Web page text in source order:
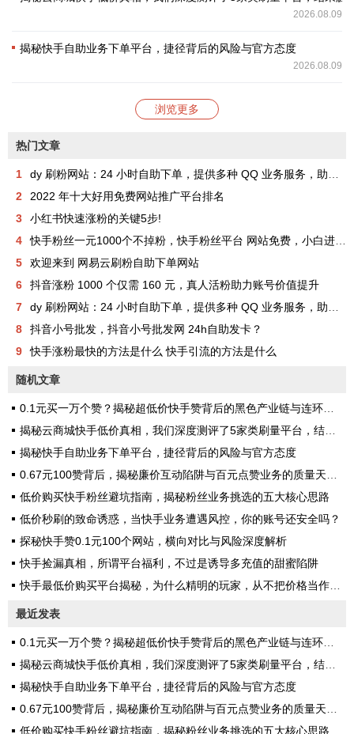
2026.08.09
揭秘快手自助业务下单平台，捷径背后的风险与官方态度
2026.08.09
浏览更多
热门文章
1
dy 刷粉网站：24 小时自助下单，提供多种 QQ 业务服务，助你成为网红
2
2022 年十大好用免费网站推广平台排名
3
小红书快速涨粉的关键5步!
4
快手粉丝一元1000个不掉粉，快手粉丝平台 网站免费，小白进来看看，教你如何快速涨粉1000，其实很简单！
5
欢迎来到 网易云刷粉自助下单网站
6
抖音涨粉 1000 个仅需 160 元，真人活粉助力账号价值提升
7
dy 刷粉网站：24 小时自助下单，提供多种 QQ 业务服务，助你成为网红
8
抖音小号批发，抖音小号批发网 24h自助发卡？
9
快手涨粉最快的方法是什么 快手引流的方法是什么
随机文章
0.1元买一万个赞？揭秘超低价快手赞背后的黑色产业链与连环套路
揭秘云商城快手低价真相，我们深度测评了5家类刷量平台，结果触目惊心
揭秘快手自助业务下单平台，捷径背后的风险与官方态度
0.67元100赞背后，揭秘廉价互动陷阱与百元点赞业务的质量天壤之别
低价购买快手粉丝避坑指南，揭秘粉丝业务挑选的五大核心思路
低价秒刷的致命诱惑，当快手业务遭遇风控，你的账号还安全吗？
探秘快手赞0.1元100个网站，横向对比与风险深度解析
快手捡漏真相，所谓平台福利，不过是诱导多充值的甜蜜陷阱
快手最低价购买平台揭秘，为什么精明的玩家，从不把价格当作第一标准？
最近发表
0.1元买一万个赞？揭秘超低价快手赞背后的黑色产业链与连环套路
揭秘云商城快手低价真相，我们深度测评了5家类刷量平台，结果触目惊心
揭秘快手自助业务下单平台，捷径背后的风险与官方态度
0.67元100赞背后，揭秘廉价互动陷阱与百元点赞业务的质量天壤之别
低价购买快手粉丝避坑指南，揭秘粉丝业务挑选的五大核心思路